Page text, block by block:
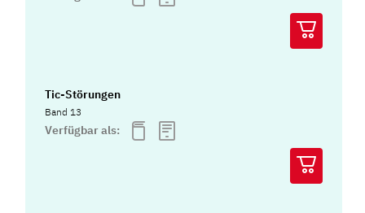
Tic-Störungen
Band 13
Verfügbar als: